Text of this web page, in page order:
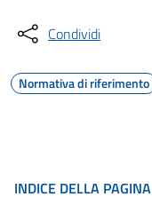
Condividi
Normativa di riferimento
INDICE DELLA PAGINA